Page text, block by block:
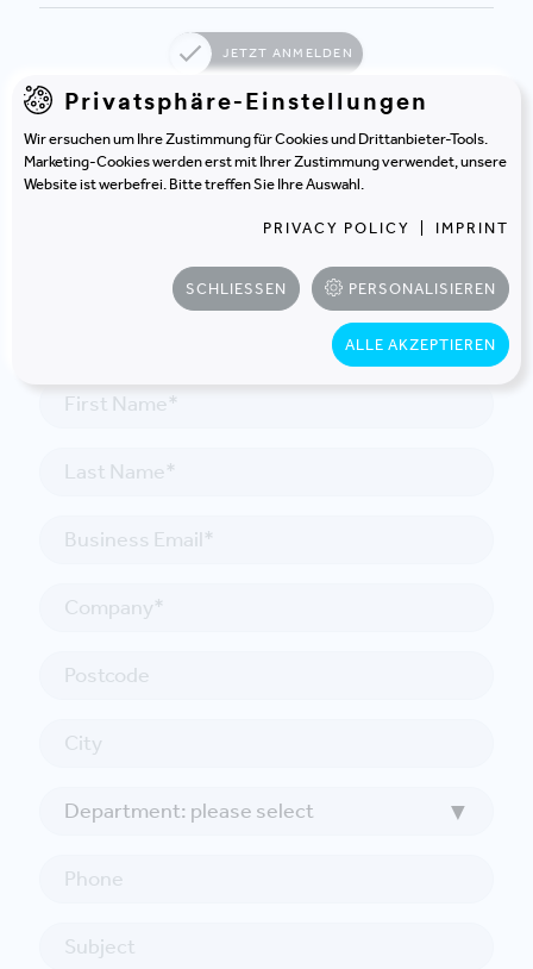
JETZT ANMELDEN
In Kontakt treten
Privatsphäre-Einstellungen
Wir ersuchen um Ihre Zustimmung für Cookies und Drittanbieter-Tools.
Marketing-Cookies werden erst mit Ihrer Zustimmung verwendet, unsere
Website ist werbefrei. Bitte treffen Sie Ihre Auswahl.
PRIVACY POLICY IMPRINT
SCHLIESSEN PERSONALISIEREN
ALLE AKZEPTIEREN